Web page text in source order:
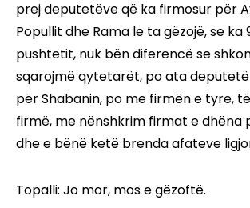
prej deputetëve që ka firmosur për
Popullit dhe Rama le ta gëzojë, se ka
pushtetit, nuk bën diferencë se
sqarojmë qytetarët, po ata
për Shabanin, po me firmën e tyre,
firmë, me nënshkrim firmat e dhëna
dhe e bënë ketë brenda afateve
Topalli: Jo mor, mos e gëzoftë.